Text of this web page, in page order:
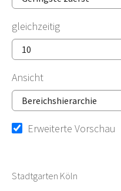
gleichzeitig
Ansicht
Erweiterte Vorschau
Stadtgarten Köln